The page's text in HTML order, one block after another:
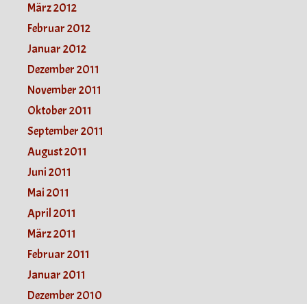
März 2012
Februar 2012
Januar 2012
Dezember 2011
November 2011
Oktober 2011
September 2011
August 2011
Juni 2011
Mai 2011
April 2011
März 2011
Februar 2011
Januar 2011
Dezember 2010